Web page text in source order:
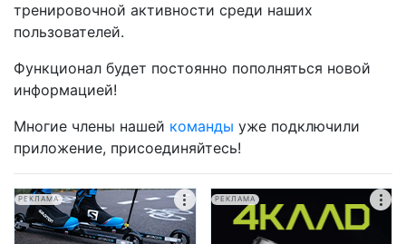
тренировочной активности среди наших
пользователей.
Функционал будет постоянно пополняться новой
информацией!
Многие члены нашей команды уже подключили
приложение, присоединяйтесь!
РЕКЛАМА РЕКЛАМА